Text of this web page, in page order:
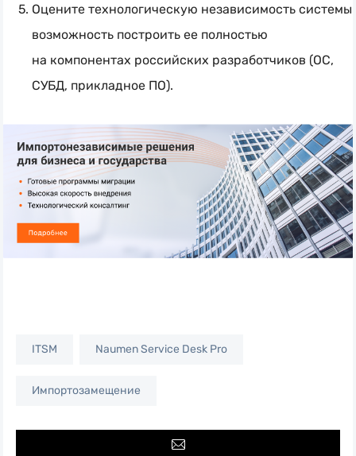
Оцените технологическую независимость системы:
возможность построить ее полностью
на компонентах российских разработчиков (ОС,
СУБД, прикладное ПО).
ITSM Naumen Service Desk Pro
Импортозамещение